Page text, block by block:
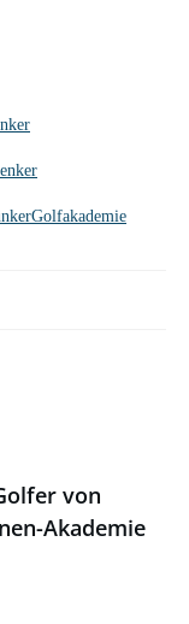
von
Akademie